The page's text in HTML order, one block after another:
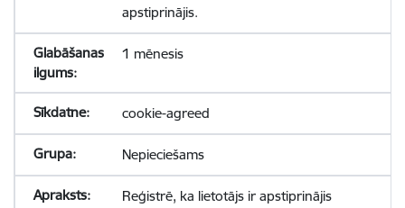
apstiprinājis.
1 mēnesis
cookie-agreed
Nepieciešams
Reģistrē, ka lietotājs ir apstiprinājis